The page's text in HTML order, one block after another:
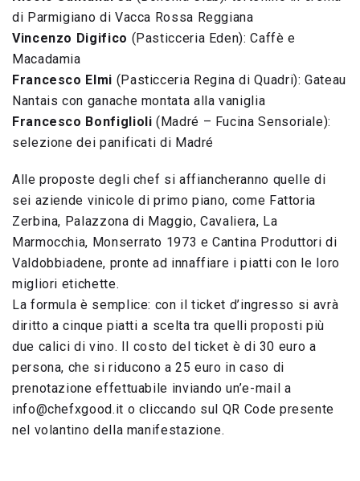
di Parmigiano di Vacca Rossa Reggiana
Vincenzo Digifico (Pasticceria Eden): Caffè e
Macadamia
Francesco Elmi (Pasticceria Regina di Quadri): Gateau
Nantais con ganache montata alla vaniglia
Francesco Bonfiglioli(Madré – Fucina Sensoriale):
selezione dei panificati di Madré
Alle proposte degli chef si affiancheranno quelle di
sei aziende vinicole di primo piano, come Fattoria
Zerbina, Palazzona di Maggio, Cavaliera, La
Marmocchia, Monserrato 1973 e Cantina Produttori di
Valdobbiadene, pronte ad innaffiare i piatti con le loro
migliori etichette.
La formula è semplice: con il ticket d’ingresso si avrà
diritto a cinque piatti a scelta tra quelli proposti più
due calici di vino. Il costo del ticket è di 30 euro a
persona, che si riducono a 25 euro in caso di
prenotazione effettuabile inviando un’e-mail a
info@chefxgood.it o cliccando sul QR Code presente
nel volantino della manifestazione.